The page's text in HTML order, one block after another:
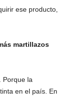
ese producto,
martillazos
Porque la
en el país. En